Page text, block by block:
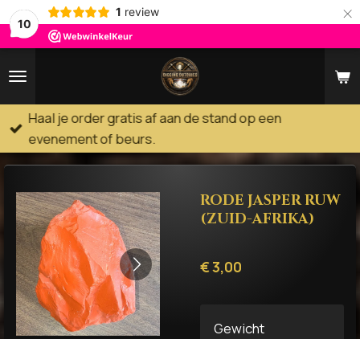
10
1 review ×
Haal je order gratis af aan de stand op een
evenement of beurs.
RODE JASPER RUW
(ZUID-AFRIKA)
€ 3,00
Gewicht